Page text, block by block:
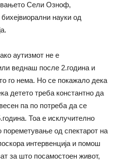
Сели Озноф,
науки од
аутизмот не е
веднаш после 2.година и
го нема. Но се покажало дека
детето треба константно да
па по потреба да се
Тоа е исклучително
од спектарот на
интервенција и помош
за што посамостоен живот,